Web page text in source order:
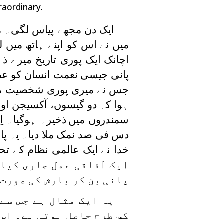
ایک دن مجھے پیاس لگی۔
میں نے اس کو اپنے ہاتھ میں
اچانک ایک پوری تاریخ
پانی جیسی نعمت انسان کو
جس نے میری پوری شخصیت میں
ہوا کہ دو گیسوں، آکسیجن
سمندروں میں ذخیرہ ہوگیا۔
دس فی صد نمک ملا دیا۔ یہ
خدا نے ایک عالمی نظام کے
ایک آفاقی عمل جاری
پانی بن کر بارش کی
یہ ایک مثال ہے جس
کس طرح حاصل ہوتی ہے۔